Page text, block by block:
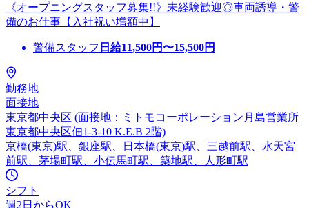
《オープニングスタッフ募集!!》未経験歓迎◎車両誘導・警
備のお仕事【入社祝い増額中】
警備スタッフ 日給11,500円〜15,500円
勤務地
面接地
東京都中央区 (面接地：ミトモコーポレーション月島営業所
東京都中央区佃1-3-10 K.E.B 2階)
京橋(東京)駅、銀座駅、日本橋(東京)駅、三越前駅、水天宮
前駅、茅場町駅、小伝馬町駅、築地駅、人形町駅
シフト
週2日からOK